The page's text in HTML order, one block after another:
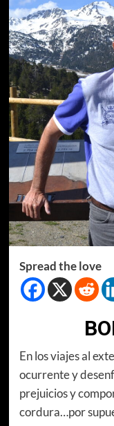
Spread the love
En los viajes al
ocurrente y
prejuicios y
cordura…por